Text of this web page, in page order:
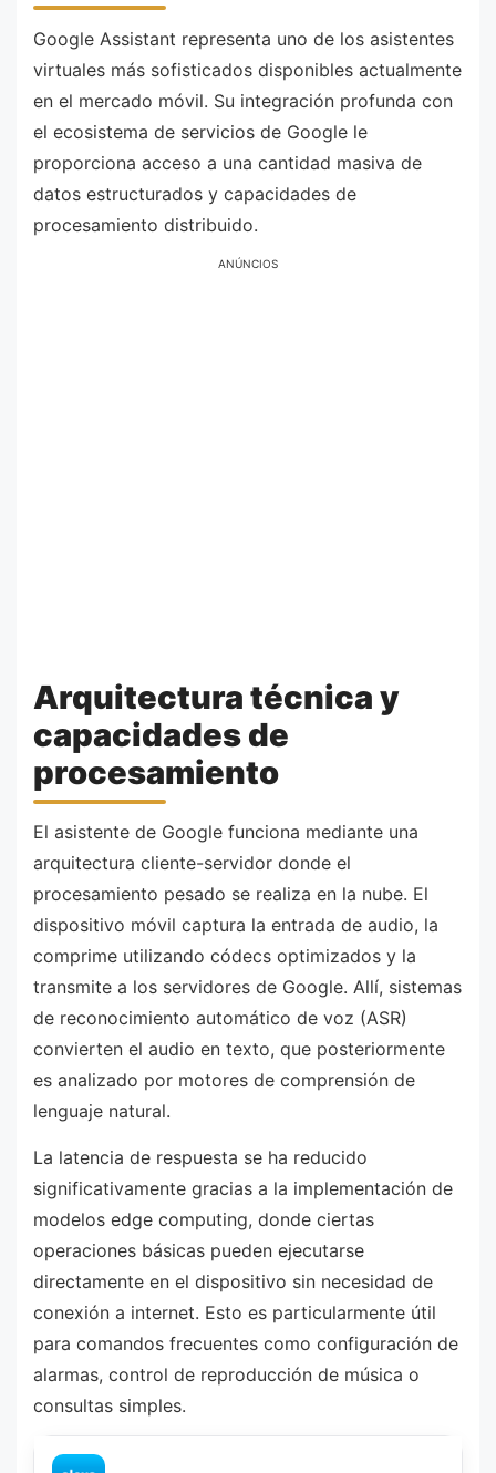
Google Assistant representa uno de los asistentes
virtuales más sofisticados disponibles actualmente
en el mercado móvil. Su integración profunda con
el ecosistema de servicios de Google le
proporciona acceso a una cantidad masiva de
datos estructurados y capacidades de
procesamiento distribuido.
ANÚNCIOS
Arquitectura técnica y
capacidades de
procesamiento
El asistente de Google funciona mediante una
arquitectura cliente-servidor donde el
procesamiento pesado se realiza en la nube. El
dispositivo móvil captura la entrada de audio, la
comprime utilizando códecs optimizados y la
transmite a los servidores de Google. Allí, sistemas
de reconocimiento automático de voz (ASR)
convierten el audio en texto, que posteriormente
es analizado por motores de comprensión de
lenguaje natural.
La latencia de respuesta se ha reducido
significativamente gracias a la implementación de
modelos edge computing, donde ciertas
operaciones básicas pueden ejecutarse
directamente en el dispositivo sin necesidad de
conexión a internet. Esto es particularmente útil
para comandos frecuentes como configuración de
alarmas, control de reproducción de música o
consultas simples.